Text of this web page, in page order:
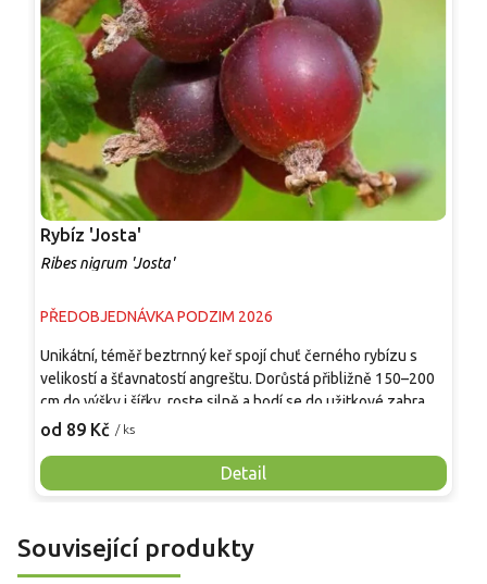
Rybíz 'Josta'
Ribes nigrum 'Josta'
PŘEDOBJEDNÁVKA PODZIM 2026
od 89 Kč / ks
Detail
Unikátní, téměř beztrnný keř spojí chuť černého rybízu s
velikostí a šťavnatostí angreštu. Dorůstá přibližně 150–200
cm do výšky i šířky, roste silně a hodí se do užitkové zahrady,
ovocné řady i jedlého živého plůtku. V červenci až srpnu
hroznech, příjemně sladkokyselé, aromatické a vhodné k
přímé konzumaci, do džemů, šťáv, koláčů i mražení.
Související produkty